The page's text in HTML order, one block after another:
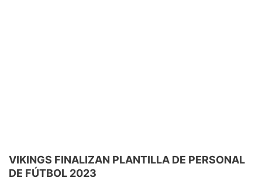
VIKINGS FINALIZAN PLANTILLA DE PERSONAL
DE FÚTBOL 2023